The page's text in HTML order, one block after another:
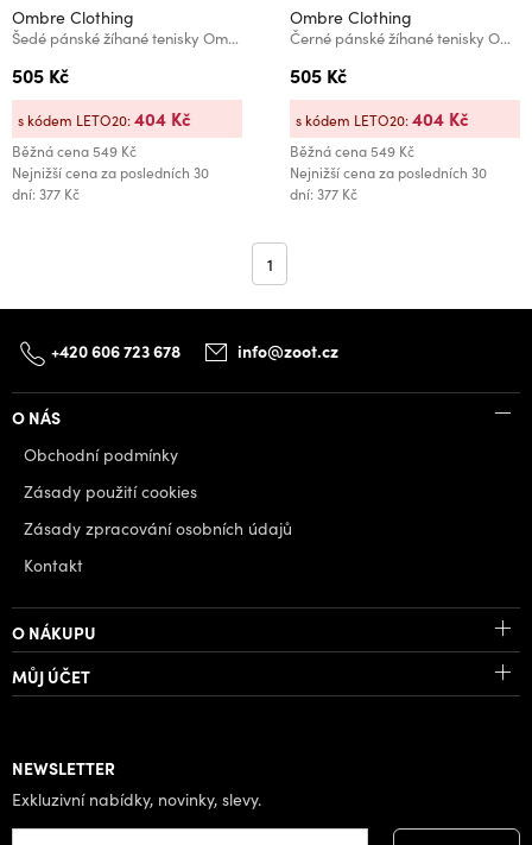
Ombre Clothing
Šedé pánské žíhané tenisky Ombre Clothing
505 Kč
Běžná cena549 Kč
Nejnižší cena za posledních 30
dní: 377 Kč
s kódem LETO20:404 Kč
Ombre Clothing
Černé pánské žíhané tenisky Ombre Clothing
505 Kč
Běžná cena549 Kč
Nejnižší cena za posledních 30
dní: 377 Kč
s kódem LETO20:404 Kč
1
+420 606 723 678 info@zoot.cz
O NÁS
Obchodní podmínky
Zásady použití cookies
Zásady zpracování osobních údajů
Kontakt
O NÁKUPU
MŮJ ÚČET
NEWSLETTER
Exkluzivní nabídky, novinky, slevy.